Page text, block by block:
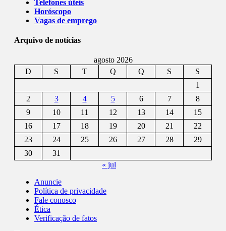
Telefones úteis
Horóscopo
Vagas de emprego
Arquivo de notícias
agosto 2026
D
S T Q Q S
S
1
2
3 4 5 6 7
8
9
10 11 12 13 14
15
16
17 18 19 20 21
22
23
24 25 26 27 28
29
30
31
« jul
Anuncie
Política de privacidade
Fale conosco
Ética
Verificação de fatos